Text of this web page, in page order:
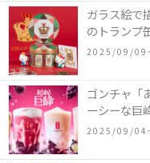
ガラス絵で
のトランプ
キティのフ
2025/09/09
ゴンチャ「
ーシーな巨
ミルクティ
2025/09/04